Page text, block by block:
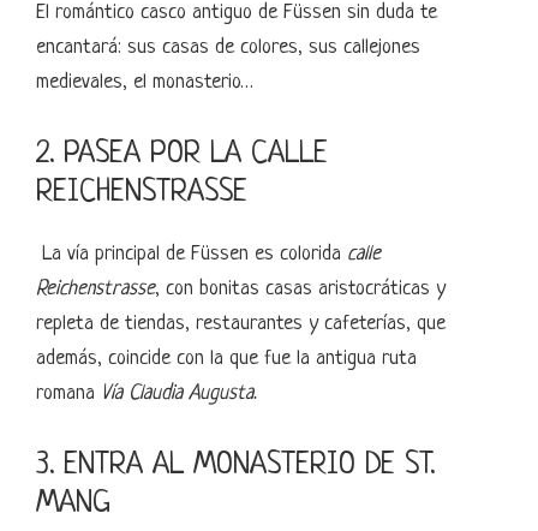
El romántico casco antiguo de Füssen sin duda te
encantará: sus casas de colores, sus callejones
medievales, el monasterio…
2. PASEA POR LA CALLE
REICHENSTRASSE
La vía principal de Füssen es colorida calle
Reichenstrasse, con bonitas casas aristocráticas y
repleta de tiendas, restaurantes y cafeterías, que
además, coincide con la que fue la antigua ruta
romana Vía Claudia Augusta.
3. ENTRA AL MONASTERIO DE ST.
MANG